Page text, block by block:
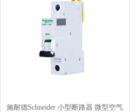
施耐德Schneider 小型断路器 微型空气